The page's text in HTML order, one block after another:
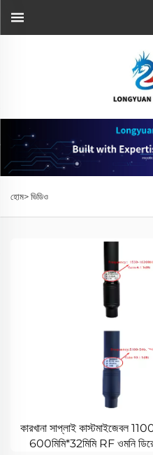
হোম>ভিডিও
কারখানা সাপ্লাই কাস্টমাইজেবল
600মিমি*32মিমি RF ওমনি